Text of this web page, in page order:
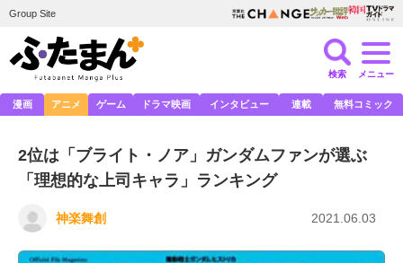
Group Site
検索 メニュー
漫画 アニメ ゲーム ドラマ映画 インタビュー 連載 無料コミック
2位は「ブライト・ノア」ガンダムファンが選ぶ
「理想的な上司キャラ」ランキング
神楽舞創 2021.06.03